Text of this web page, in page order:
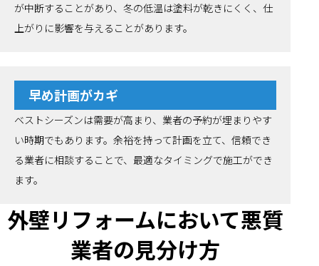
が中断することがあり、冬の低温は塗料が乾きにくく、仕
上がりに影響を与えることがあります。
早め計画がカギ
ベストシーズンは需要が高まり、業者の予約が埋まりやす
い時期でもあります。余裕を持って計画を立て、信頼でき
る業者に相談することで、最適なタイミングで施工ができ
ます。
外壁リフォームにおいて悪質
業者の見分け方